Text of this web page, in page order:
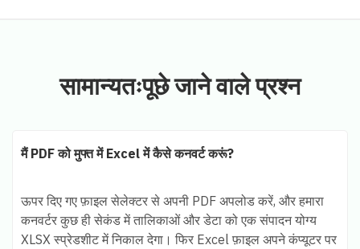
सामान्यतःपूछे जाने वाले प्रश्न
मैं PDF को मुफ्त में Excel में कैसे कनवर्ट करूं?
ऊपर दिए गए फ़ाइल सेलेक्टर से अपनी PDF अपलोड करें, और हमारा
कनवर्टर कुछ ही सेकंड में तालिकाओं और डेटा को एक संपादन योग्य
XLSX स्प्रेडशीट में निकाल देगा। फिर Excel फ़ाइल अपने कंप्यूटर पर